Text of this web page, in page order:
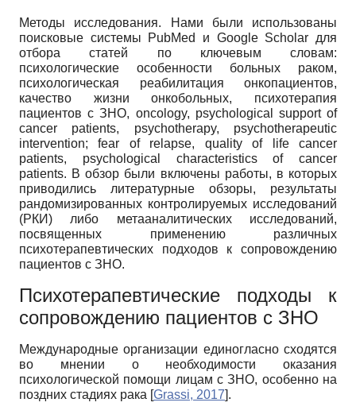
Методы исследования. Нами были использованы
поисковые системы PubMed и Google Scholar для
отбора статей по ключевым словам:
психологические особенности больных раком,
психологическая реабилитация онкопациентов,
качество жизни онкобольных, психотерапия
пациентов с ЗНО, oncology, psychological support of
cancer patients, psychotherapy, psychotherapeutic
intervention; fear of relapse, quality of life cancer
patients, psychological characteristics of cancer
patients. В обзор были включены работы, в которых
приводились литературные обзоры, результаты
рандомизированных контролируемых исследований
(РКИ) либо метааналитических исследований,
посвященных применению различных
психотерапевтических подходов к сопровождению
пациентов с ЗНО.
Психотерапевтические подходы к
сопровождению пациентов с ЗНО
Международные организации единогласно сходятся
во мнении о необходимости оказания
психологической помощи лицам с ЗНО, особенно на
поздних стадиях рака [Grassi, 2017].